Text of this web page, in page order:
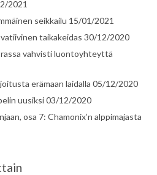
2021
seikkailu 15/01/2021
taikakeidas 30/12/2020
vahvisti luontoyhteyttä
erämaan laidalla 05/12/2020
uusiksi03/12/2020
osa 7: Chamonix’n alppimajasta